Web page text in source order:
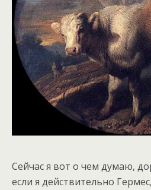
Сейчас я вот о чем думаю,
если я действительно